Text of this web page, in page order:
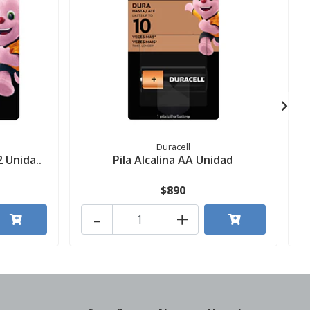
Unida..
Duracell
Pila Alcalina AA Unidad
$890
+
-